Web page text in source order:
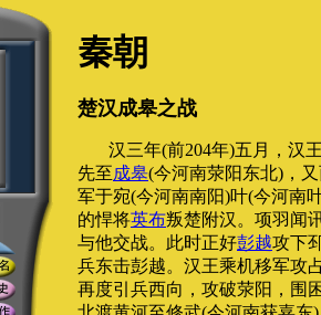
秦朝
楚汉成皋之战
汉三年(前204年)五月，汉
先至成皋(今河南荥阳东北)，
军于宛(今河南南阳)叶(今河南
的悍将英布叛楚附汉。项羽闻
与他交战。此时正好彭越攻下
兵东击彭越。汉王乘机移军攻
再度引兵西向，攻破荥阳，围